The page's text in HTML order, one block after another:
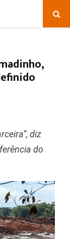
diz
do